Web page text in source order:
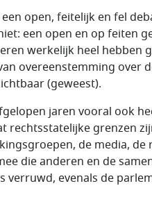
open, feitelijk en fel
een open en op feiten
werkelijk heel hebben
overeenstemming over
(geweest).
jaren vooral ook
rechtsstatelijke grenzen
de media,
die anderen en de
verruwd, evenals de